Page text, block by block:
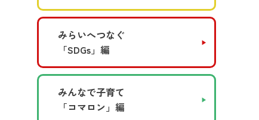
みらいへつなぐ
「SDGs」編
みんなで子育て
「コマロン」編